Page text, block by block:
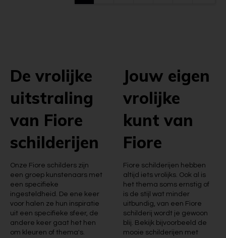
De vrolijke
uitstraling
van Fiore
schilderijen
Onze Fiore schilders zijn
een groep kunstenaars met
een specifieke
ingesteldheid. De ene keer
voor halen ze hun inspiratie
uit een specifieke sfeer, de
andere keer gaat het hen
om kleuren of thema's.
Jouw eigen
vrolijke
kunt van
Fiore
Fiore schilderijen hebben
altijd iets vrolijks. Ook al is
het thema soms ernstig of
is de stijl wat minder
uitbundig, van een Fiore
schilderij wordt je gewoon
blij. Bekijk bijvoorbeeld de
mooie schilderijen met